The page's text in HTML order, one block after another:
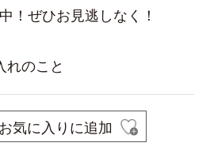
！ぜひお見逃しなく！
のこと
気に入りに追加